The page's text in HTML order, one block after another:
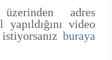
adres
video
buraya